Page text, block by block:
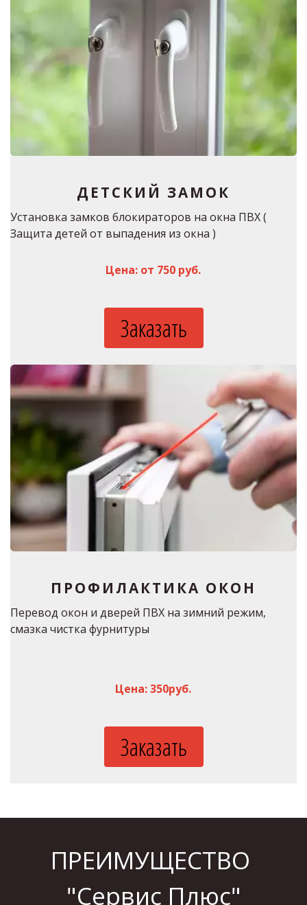
ДЕТСКИЙ ЗАМОК
Установка замков блокираторов на окна ПВХ (
Защита детей от выпадения из окна )
Цена: от 750 руб.
Заказать
ПРОФИЛАКТИКА ОКОН
Перевод окон и дверей ПВХ на зимний режим,
смазка чистка фурнитуры
Цена: 350руб.
Заказать
ПРЕИМУЩЕСТВО
"Сервис Плюс"